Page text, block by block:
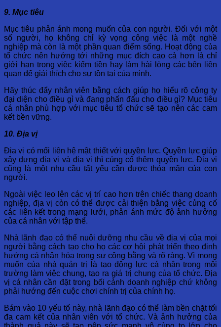
9. Mục tiêu
Mục tiêu phản ánh mong muốn của con người. Đối với một
số người, họ không chỉ kỳ vọng công việc là một nghề
nghiệp mà còn là một phần quan điểm sống. Hoạt động của
tổ chức nên hướng tới những mục đích cao cả hơn là chỉ
giới hạn trong việc kiếm tiền hay làm hài lòng các bên liên
quan để giải thích cho sự tồn tại của mình.
Hãy thúc đẩy nhân viên bằng cách giúp họ hiểu rõ công ty
đại diện cho điều gì và đang phấn đấu cho điều gì? Mục tiêu
cá nhân phù hợp với mục tiêu tổ chức sẽ tạo nên các cam
kết bền vững.
10. Địa vị
Địa vị có mối liên hệ mật thiết với quyền lực. Quyền lực giúp
xây dựng địa vị và địa vị thì củng cố thêm quyền lực. Địa vị
cũng là một nhu cầu tất yếu cần được thỏa mãn của con
người.
Ngoài việc leo lên các vị trí cao hơn trên chiếc thang doanh
nghiệp, địa vị còn có thể được cải thiện bằng việc củng cố
các liên kết trong mạng lưới, phản ánh mức độ ảnh hưởng
của cá nhân với tập thể.
Nhà lãnh đạo có thể nuôi dưỡng nhu cầu về địa vị của mọi
người bằng cách tạo cho họ các cơ hội phát triển theo định
hướng cá nhân hóa trong sự công bằng và rõ ràng. Vì mong
muốn của nhà quản trị là tạo động lực cá nhân trong môi
trường làm việc chung, tạo ra giá trị chung của tổ chức. Địa
vị cá nhân cần đặt trong bối cảnh doanh nghiệp chứ không
phải hướng đến cuộc chơi chính trị của chính họ.
Bám vào 10 yếu tố này, nhà lãnh đạo có thể làm bền chặt tối
đa cam kết của nhân viên với tổ chức. Và ảnh hưởng của